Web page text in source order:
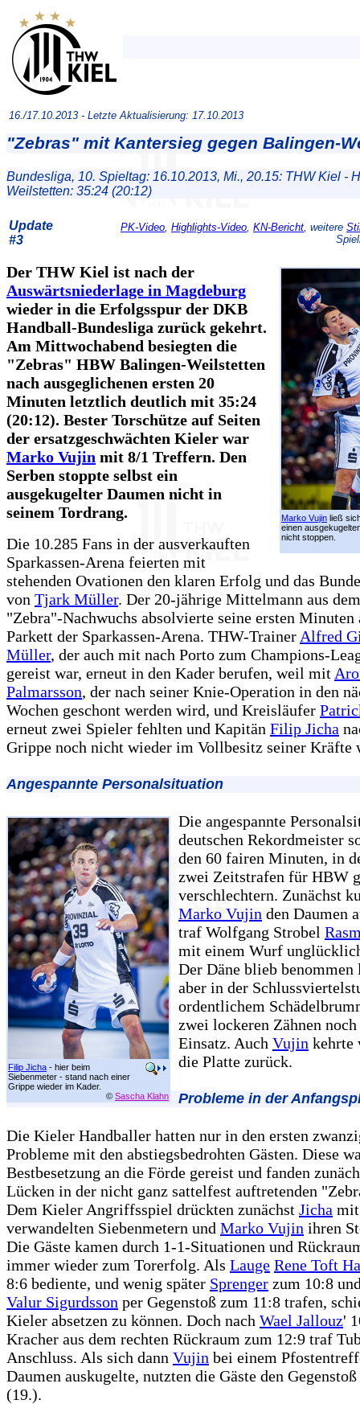
16./17.10.2013 - Letzte Aktualisierung: 17.10.2013
"Zebras" mit Kantersieg gegen Balingen-
Bundesliga, 10. Spieltag: 16.10.2013, Mi., 20.15: THW Kiel -
Weilstetten: 35:24 (20:12)
Update
#3
PK-Video Highlights-Video KN-Bericht , weitere
Marko Vujin ließ
einen
nicht stoppen.
Der THW Kiel ist nach der
Auswärtsniederlage in Magdeburg
wieder in die Erfolgsspur der DKB
Handball-Bundesliga zurück gekehrt.
Am Mittwochabend besiegten die
"Zebras" HBW Balingen-Weilstetten
nach ausgeglichenen ersten 20
Minuten letztlich deutlich mit 35:24
(20:12). Bester Torschütze auf Seiten
der ersatzgeschwächten Kieler war
Marko Vujin mit 8/1 Treffern. Den
Serben stoppte selbst ein
ausgekugelter Daumen nicht in
seinem Tordrang.
Die 10.285 Fans in der ausverkauften
Sparkassen-Arena feierten mit
stehenden Ovationen den klaren Erfolg und das
von Tjark Müller. Der 20-jährige Mittelmann aus
"Zebra"-Nachwuchs absolvierte seine ersten Minuten
Parkett der Sparkassen-Arena. THW-Trainer Alfred
Müller, der auch mit nach Porto zum Champions-
gereist war, erneut in den Kader berufen, weil mit
Palmarsson, der nach seiner Knie-Operation in den
Wochen geschont werden wird, und Kreisläufer
erneut zwei Spieler fehlten und Kapitän Filip Jicha
Grippe noch nicht wieder im Vollbesitz seiner Kräfte
Angespannte Personalsituation
Filip Jicha - hier beim
Siebenmeter - stand nach einer
Grippe wieder im Kader.
© Sascha Klahn
Die angespannte
deutschen Rekordmeister
den 60 fairen Minuten, in
zwei Zeitstrafen für HBW
verschlechtern. Zunächst
Marko Vujin den Daumen
traf Wolfgang Strobel
mit einem Wurf
Der Däne blieb benommen
aber in der
ordentlichem
zwei lockeren Zähnen
Einsatz. Auch Vujin kehrte
die Platte zurück.
Probleme in der
Die Kieler Handballer hatten nur in den ersten
Probleme mit den abstiegsbedrohten Gästen. Diese
Bestbesetzung an die Förde gereist und fanden
Lücken in der nicht ganz sattelfest auftretenden
Dem Kieler Angriffsspiel drückten zunächst Jicha
verwandelten Siebenmetern und Marko Vujin ihren
Die Gäste kamen durch 1-1-Situationen und
immer wieder zum Torerfolg. Als Lauge Rene Toft
8:6 bediente, und wenig später Sprenger zum 10:8
Valur Sigurdsson per Gegenstoß zum 11:8 trafen,
Kieler absetzen zu können. Doch nach Wael Jallouz'
Kracher aus dem rechten Rückraum zum 12:9 traf
Anschluss. Als sich dann Vujin bei einem
Daumen auskugelte, nutzten die Gäste den
(19.).